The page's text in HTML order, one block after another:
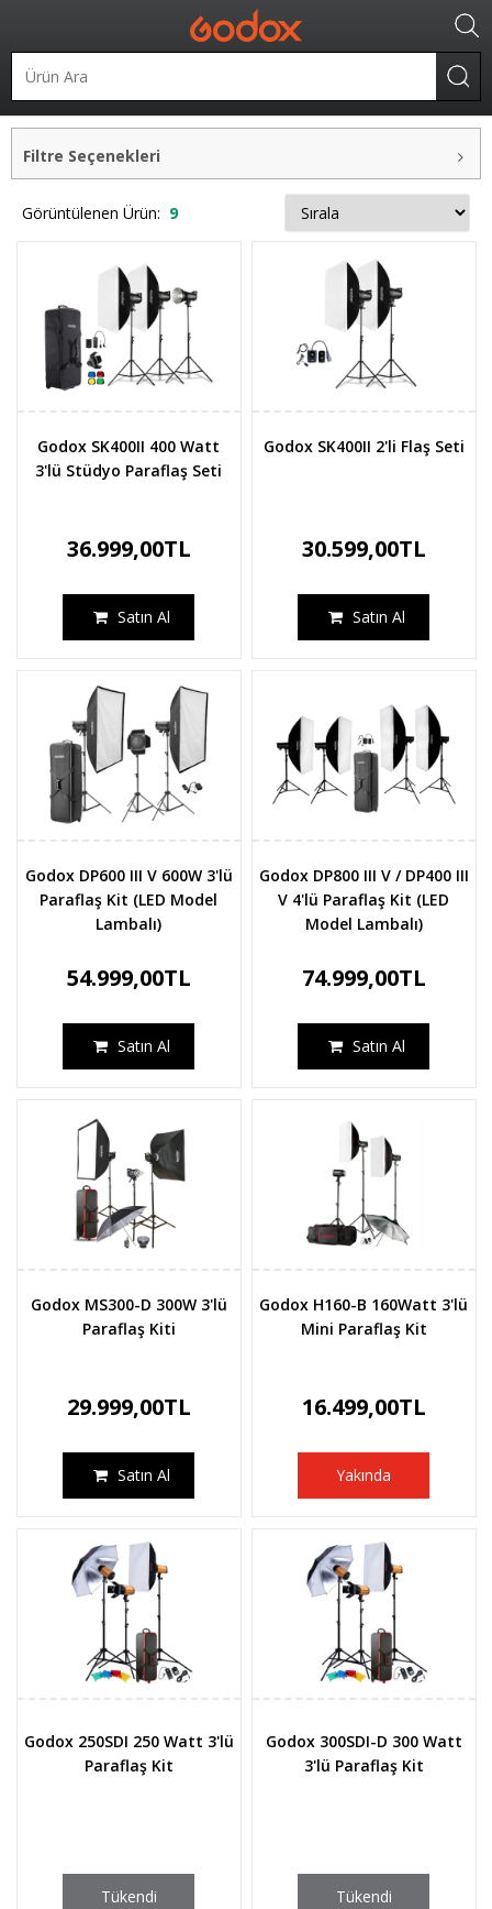
Stüdyo Flaşları Paraflaş Setleri
Filtre Seçenekleri
Görüntülenen Ürün: 9
Godox SK400II 400 Watt
3'lü Stüdyo Paraflaş Seti
36.999,00TL
Satın Al
Godox SK400II 2'li Flaş Seti
30.599,00TL
Satın Al
Godox DP600 III V 600W 3'lü
Paraflaş Kit (LED Model
Lambalı)
54.999,00TL
Satın Al
Godox DP800 III V / DP400 III
V 4'lü Paraflaş Kit (LED
Model Lambalı)
74.999,00TL
Satın Al
Godox MS300-D 300W 3'lü
Paraflaş Kiti
29.999,00TL
Satın Al
Godox H160-B 160Watt 3'lü
Mini Paraflaş Kit
16.499,00TL
Yakında
Godox 250SDI 250 Watt 3'lü
Paraflaş Kit
Tükendi
Godox 300SDI-D 300 Watt
3'lü Paraflaş Kit
Tükendi